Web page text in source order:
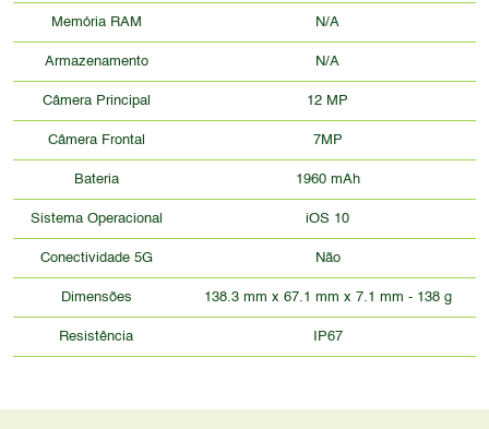
Memória RAM N/A
Armazenamento N/A
Câmera Principal 12 MP
Câmera Frontal 7MP
Bateria 1960 mAh
Sistema Operacional iOS 10
Conectividade 5G Não
Dimensões 138.3 mm x 67.1 mm x 7.1 mm - 138 g
Resistência IP67